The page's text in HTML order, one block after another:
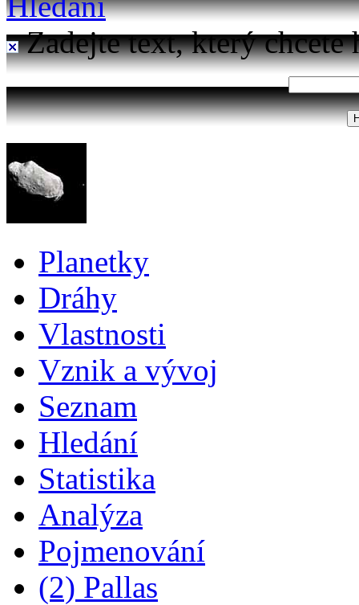
Zadejte text, který chcete
Planetky
Dráhy
Vlastnosti
Vznik a vývoj
Seznam
Hledání
Statistika
Analýza
Pojmenování
(2) Pallas